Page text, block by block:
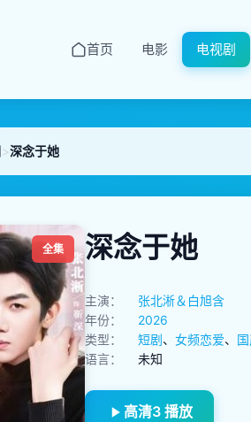
首页 电影 电视剧
>深念于她
全集 深念于她
主演：
张北淅＆白旭含
年份：
2026
类型：
短剧、 女频恋爱、
语言：
未知
高清3 播放